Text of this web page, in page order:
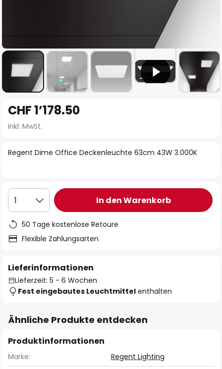
Anfang
der
springen
Regent Dime Office Deckenleuchte 63cm 43W 3.000K
CHF 1’178.50
inkl. MwSt.
1 In den Warenkorb
50 Tage kostenlose Retoure
Flexible Zahlungsarten
Lieferinformationen
Lieferzeit: 5 - 6 Wochen
Fest eingebautes Leuchtmittel enthalten
Ähnliche Produkte entdecken
Produktinformationen
Marke:
Regent Lighting